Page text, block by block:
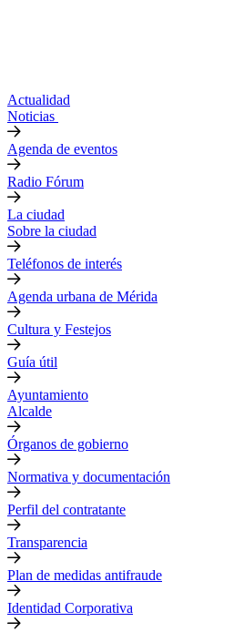
Actualidad
Noticias
Agenda de eventos
Radio Fórum
La ciudad
Sobre la ciudad
Teléfonos de interés
Agenda urbana de Mérida
Cultura y Festejos
Guía útil
Ayuntamiento
Alcalde
Órganos de gobierno
Normativa y documentación
Perfil del contratante
Transparencia
Plan de medidas antifraude
Identidad Corporativa